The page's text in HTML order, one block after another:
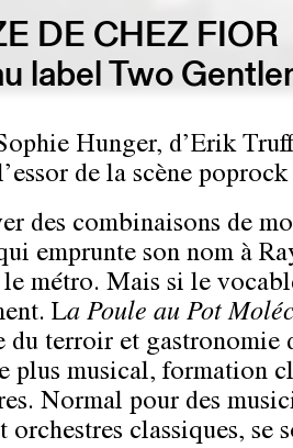
DE CHEZ FIOR
label Two
Hunger, d’Erik
de la scène poprock
des combinaisons de
emprunte son nom à
le métro. Mais si le
La Poule au Pot
du terroir et gastronomie
plus musical, formation
Normal pour des
classiques, se